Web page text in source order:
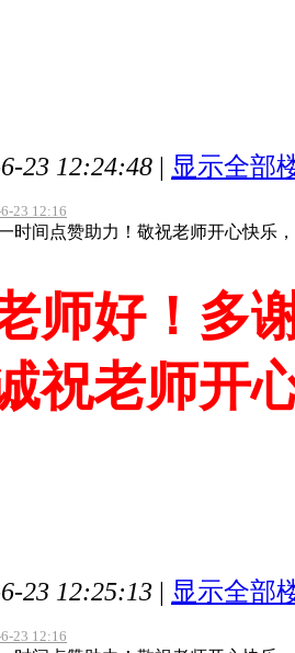
23 12:24:48 | 显示全部
23 12:16
时间点赞助力！敬祝老师开心快乐
师好！多
祝老师开
23 12:25:13 | 显示全部
23 12:16